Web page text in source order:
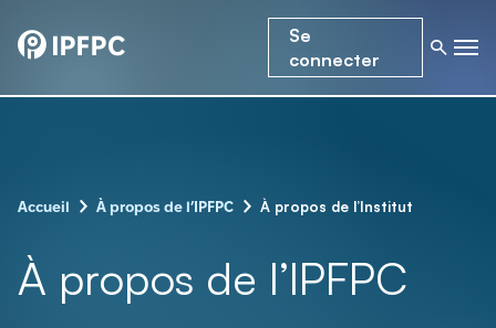
Se
connecter
Accueil – À propos de l’IPFPC – À propos de l’Institut
À propos de l’IPFPC